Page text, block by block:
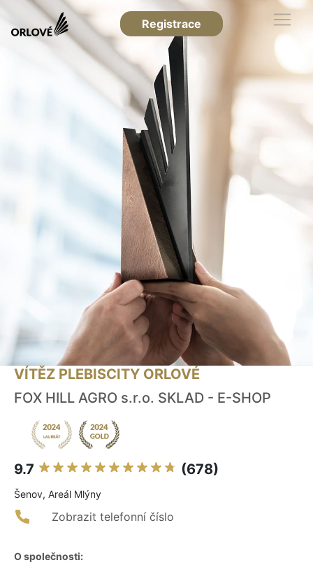
Registrace
VÍTĚZ PLEBISCITY ORLOVÉ
FOX HILL AGRO s.r.o. SKLAD - E-SHOP
9.7 (678)
Šenov, Areál Mlýny
Zobrazit telefonní číslo
O společnosti: